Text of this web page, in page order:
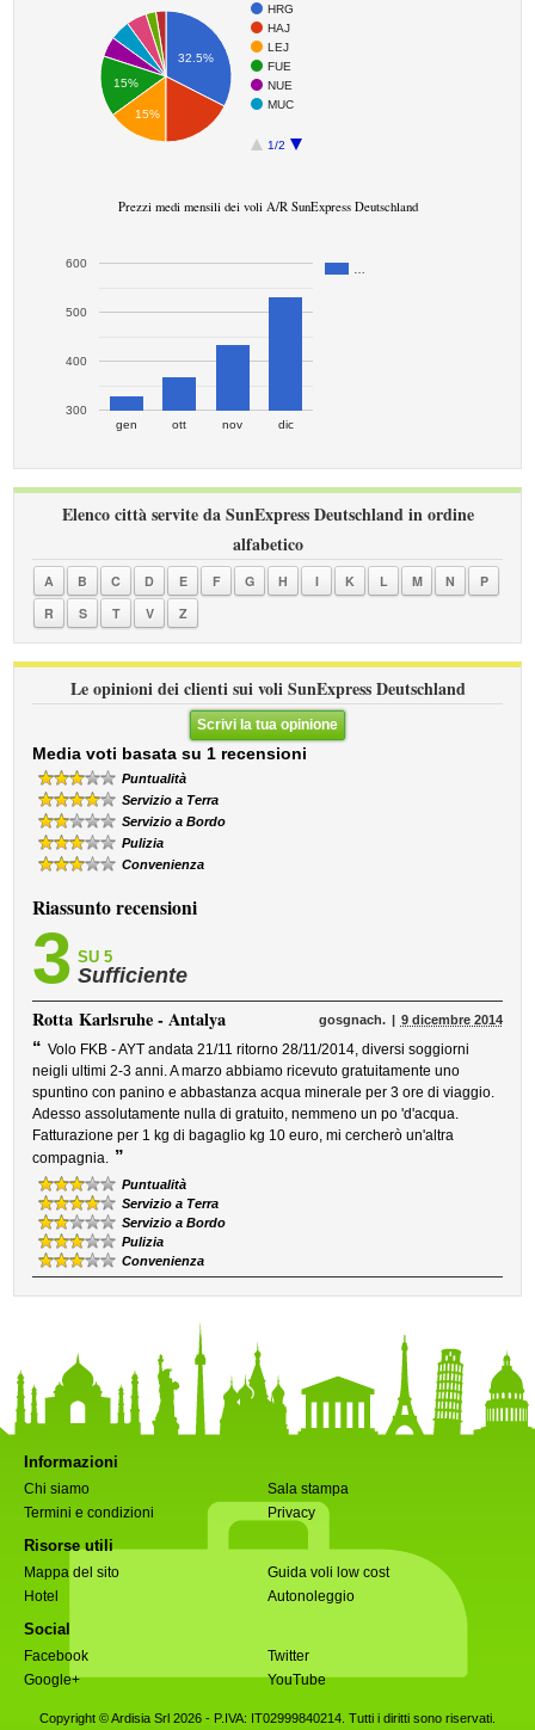
HRG
HAJ
LEJ
FUE
NUE
MUC
1/2
32.5%
15%
15%
Prezzi medi mensili dei voli A/R SunExpress Deutschland
gen ott nov dic
300
400
500
600
Elenco città servite da SunExpress Deutschland in ordine
alfabetico
A B C D E F G H I K L M N
P
R
S T V Z
Le opinioni dei clienti sui voli SunExpress Deutschland
Scrivi la tua opinione
Media voti basata su 1 recensioni
Puntualità
Servizio a Terra
Servizio a Bordo
Pulizia
Convenienza
Riassunto recensioni
3 SU 5
Sufficiente
RottaKarlsruhe - Antalya gosgnach. 9 dicembre 2014
“ Volo FKB - AYT andata 21/11 ritorno 28/11/2014, diversi soggiorni
neigli ultimi 2-3 anni. A marzo abbiamo ricevuto gratuitamente uno
spuntino con panino e abbastanza acqua minerale per 3 ore di viaggio.
Adesso assolutamente nulla di gratuito, nemmeno un po 'd'acqua.
Fatturazione per 1 kg di bagaglio kg 10 euro, mi cercherò un'altra
compagnia. ”
Puntualità
Servizio a Terra
Servizio a Bordo
Pulizia
Convenienza
Informazioni
Chi siamo
Sala stampa
Termini e condizioni
Privacy
Risorse utili
Mappa del sito
Guida voli low cost
Hotel
Autonoleggio
Social
Facebook
Twitter
Google+
YouTube
Copyright © Ardisia Srl 2026 - P.IVA: IT02999840214. Tutti i diritti sono riservati.